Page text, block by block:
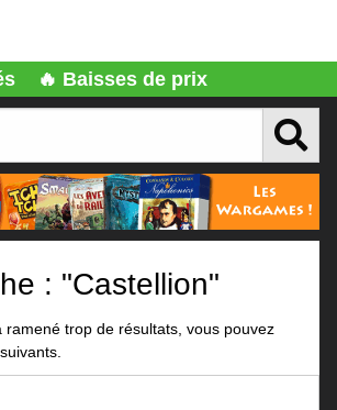
🔥 Baisses de prix
: "Castellion"
ramené trop de résultats, vous pouvez